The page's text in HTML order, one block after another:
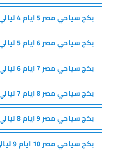
بكج سياحي مصر 5 ايام 4 ليالي
بكج سياحي مصر 6 ايام 5 ليالي
بكج سياحي مصر 7 ايام 6 ليالي
بكج سياحي مصر 8 ايام 7 ليالي
بكج سياحي مصر 9 ايام 8 ليالي
بكج سياحي مصر 10 ايام 9 ليالي